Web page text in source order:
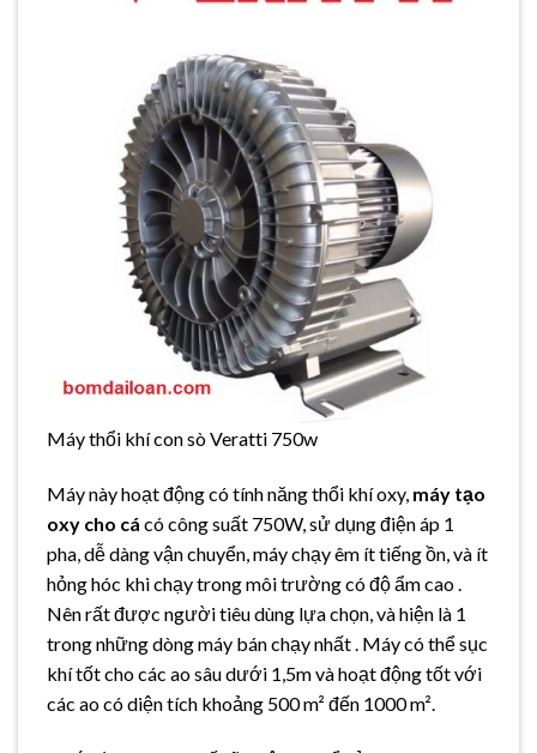
Máy thổi khí con sò Veratti 750w
Máy này hoạt động có tính năng thổi khí oxy, máy tạo
oxy cho cá có công suất 750W, sử dụng điện áp 1
pha, dễ dàng vận chuyển, máy chạy êm ít tiếng ồn, và ít
hỏng hóc khi chạy trong môi trường có độ ẩm cao .
Nên rất được người tiêu dùng lựa chọn, và hiện là 1
trong những dòng máy bán chạy nhất . Máy có thể sục
khí tốt cho các ao sâu dưới 1,5m và hoạt động tốt với
các ao có diện tích khoảng 500 m² đến 1000 m².